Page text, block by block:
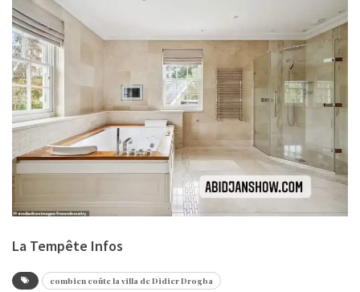
La Tempête Infos
combien coûte la villa de Didier Drogba